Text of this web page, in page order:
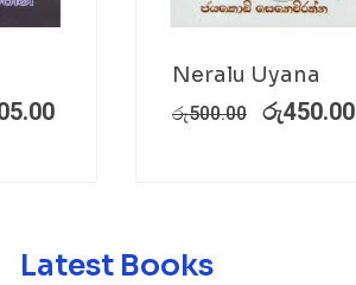
Neralu Uyana
රු500.00 රු450.00
Latest Books